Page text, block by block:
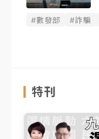
#數發部 #詐騙
特刊